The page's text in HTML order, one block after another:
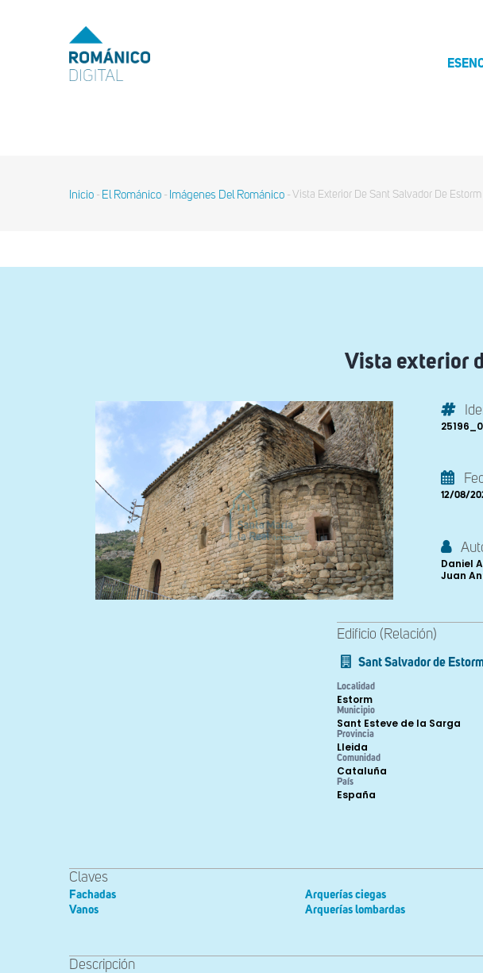
MENU
TOP
Sobrescribir
Inicio - El Románico - Imágenes Del Románico - Vista Exterior De Sant Salvador De Estorm
Vista exterior
12/08/
Daniel
Juan
Edificio (Relación)
Sant Salvador de
Localidad
Estorm
Municipio
Sant Esteve de la Sarga
Provincia
Lleida
Comunidad
Cataluña
País
España
Claves
Fachadas
Vanos
Arquerías ciegas
Arquerías lombardas
Descripción